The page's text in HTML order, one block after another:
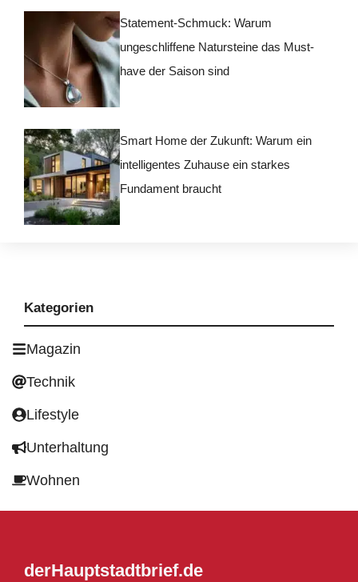
Statement-Schmuck: Warum
ungeschliffene Natursteine das Must-
have der Saison sind
Smart Home der Zukunft: Warum ein
intelligentes Zuhause ein starkes
Fundament braucht
Kategorien
Magazin
Technik
Lifestyle
Unterhaltung
Wohnen
derHauptstadtbrief.de